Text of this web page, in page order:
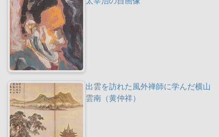
出雲を訪れた風外禅師に学んだ横山
雲南（黄仲祥）